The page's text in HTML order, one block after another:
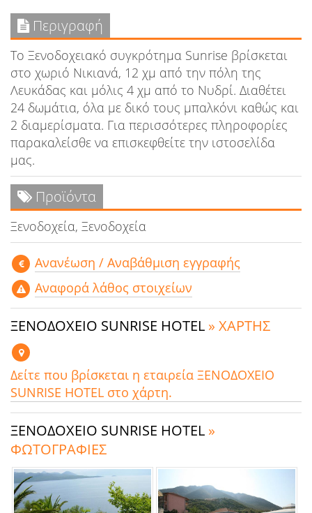
Περιγραφή
Το Ξενοδοχειακό συγκρότημα Sunrise βρίσκεται
στο χωριό Νικιανά, 12 χμ από την πόλη της
Λευκάδας και μόλις 4 χμ από το Νυδρί. Διαθέτει
24 δωμάτια, όλα με δικό τους μπαλκόνι καθώς και
2 διαμερίσματα. Για περισσότερες πληροφορίες
παρακαλείσθε να επισκεφθείτε την ιστοσελίδα
μας.
Προϊόντα
Ξενοδοχεία, Ξενοδοχεία
Aνανέωση / Αναβάθμιση εγγραφής
Αναφορά λάθος στοιχείων
ΞΕΝΟΔΟΧΕΙΟ SUNRISE HOTEL » ΧΑΡΤΗΣ
Δείτε που βρίσκεται η εταιρεία ΞΕΝΟΔΟΧΕΙΟ
SUNRISE HOTEL στο χάρτη.
ΞΕΝΟΔΟΧΕΙΟ SUNRISE HOTEL »
ΦΩΤΟΓΡΑΦΙΕΣ